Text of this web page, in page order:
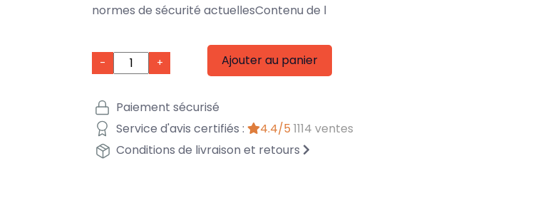
normes de sécurité actuellesContenu de l
- + Ajouter au panier
Paiement sécurisé
Service d'avis certifiés :
4.4/5 1114 ventes
Conditions de livraison et retours